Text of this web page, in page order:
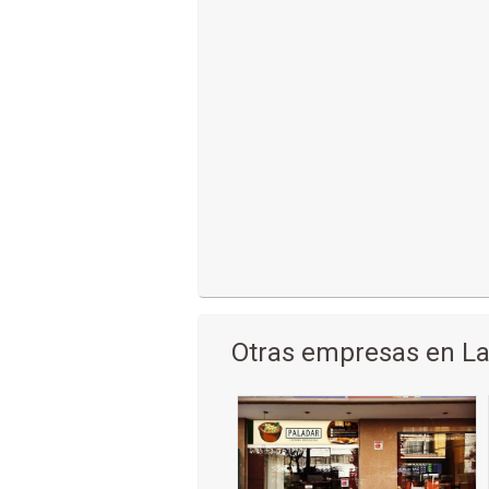
Otras empresas en